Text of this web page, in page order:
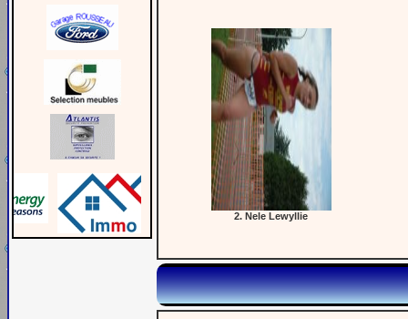
2. Nele Lewyllie